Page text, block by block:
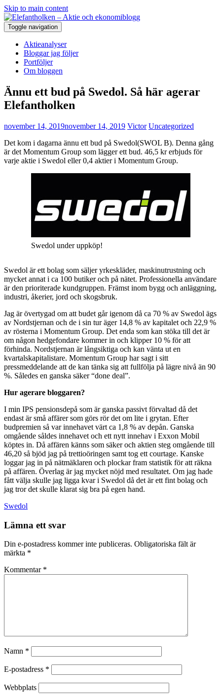
Skip to main content
Toggle navigation
Aktieanalyser
Bloggar jag följer
Portföljer
Om bloggen
Ännu ett bud på Swedol. Så här agerar
Elefantholken
november 14, 2019november 14, 2019 Victor Uncategorized
Det kom i dagarna ännu ett bud på Swedol(SWOL B). Denna gång
är det Momentum Group som lägger ett bud. 46,5 kr erbjuds för
varje aktie i Swedol eller 0,4 aktier i Momentum Group.
Swedol under uppköp!
Swedol är ett bolag som säljer yrkeskläder, maskinutrustning och
mycket annat i ca 100 butiker och på nätet. Professionella användare
är den prioriterade kundgruppen. Främst inom bygg och anläggning,
industri, åkerier, jord och skogsbruk.
Jag är övertygad om att budet går igenom då ca 70 % av Swedol ägs
av Nordstjernan och de i sin tur äger 14,8 % av kapitalet och 22,9 %
av rösterna i Momentum Group. Det enda som kan stöka till det är
om någon hedgefondare kommer in och klipper 10 % för att
förhinda. Nordstjernan är långsiktiga och kan vänta ut en
kvartalskapitalistare. Momentum Group har sagt i sitt
pressmeddelande att de kan tänka sig att fullfölja på lägre nivå än 90
%. Således en ganska säker “done deal”.
Hur agerare bloggaren?
I min IPS pensionsdepå som är ganska passivt förvaltad då det
endast är små affärer som görs rör det om lite i grytan. Efter
budpremien så var innehavet värt ca 1,8 % av depån. Ganska
omgående såldes innehavet och ett nytt innehav i Exxon Mobil
köptes in. Då affären känns som säker och aktien steg omgående till
46,20 så bjöd jag på trettioöringen samt tog ett courtage. Kanske
loggar jag in på nätmäklaren och plockar fram statistik för att räkna
på affären. Överlag är jag mycket nöjd med resultatet. Om jag hade
fått välja skulle jag ligga kvar i Swedol då det är ett fint bolag och
jag tror det skulle klarat sig bra på egen hand.
Swedol
Lämna ett svar
Din e-postadress kommer inte publiceras. Obligatoriska fält är
märkta *
Kommentar *
Namn *
E-postadress *
Webbplats